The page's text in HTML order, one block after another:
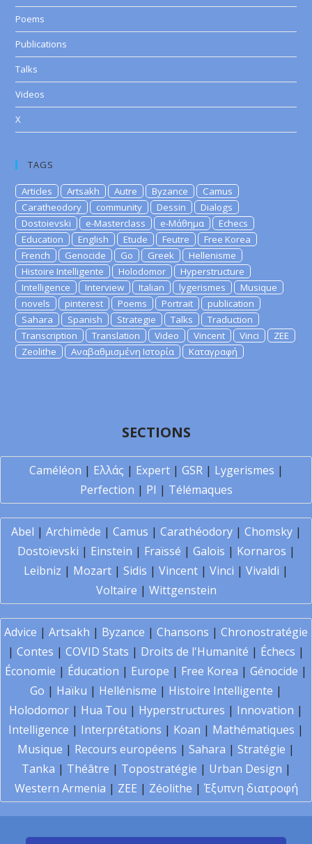
Poems
Publications
Talks
Videos
X
TAGS
Articles Artsakh Autre Byzance
Camus
Caratheodory
community Dessin
Dialogs
Dostoievski
e-Masterclass e-Μάθημα
Echecs
Education
English Etude Feutre
Free Korea
French
Genocide Go Greek
Hellenisme
Histoire Intelligente
Holodomor
Hyperstructure
Intelligence
Interview Italian lygerismes
Musique
novels
pinterest Poems Portrait
publication
Sahara
Spanish Strategie Talks
Traduction
Transcription
Translation Video Vincent Vinci
ZEE
Zeolithe
Αναβαθμισμένη Ιστορία Καταγραφή
SECTIONS
Caméléon | Ελλάς | Expert| GSR| Lygerismes |
Perfection | PI | Télémaques
Abel | Archimède | Camus | Carathéodory| Chomsky|
Dostoïevski | Einstein | Fraïssé | Galois | Kornaros |
Leibniz | Mozart | Sidis | Vincent | Vinci | Vivaldi |
Voltaire | Wittgenstein
Advice | Artsakh | Byzance | Chansons | Chronostratégie
| Contes | COVID Stats | Droits de l'Humanité | Échecs |
Économie | Éducation | Europe | Free Korea | Génocide |
Go | Haïku | Hellénisme | Histoire Intelligente |
Holodomor | Hua Tou | Hyperstructures | Innovation |
Intelligence | Interprétations | Koan | Mathématiques |
Musique | Recours européens | Sahara | Stratégie |
Tanka | Théâtre | Topostratégie | Urban Design |
Western Armenia | ZEE | Zéolithe | Έξυπνη διατροφή